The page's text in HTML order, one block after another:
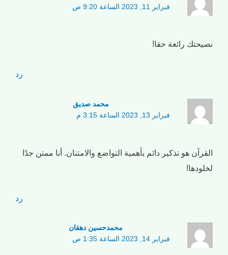
فبراير 11, 2023 الساعة 9:20 ص
نصيحتك رائعة حقا!
رد
محمد صدیق
فبراير 13, 2023 الساعة 3:15 م
القرآن هو تذكير دائم بأهمية التواضع والامتنان. أنا ممتن جدًا
لخلودها!
رد
محمدحسین دهقان
فبراير 14, 2023 الساعة 1:35 ص